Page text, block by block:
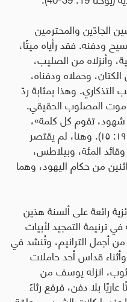
الجادّين والمحترمين
ودفنه. فقد رأياه ميتًا،
وأنزلاه من الصليب،
وحملاه ودفناه،
وهذا بمثابة ردّ
المصلوب الحقيقي.
تقوم كل كلمة»،
هكذا جاء في شريعة موسى (تثنية ١٩: ١٥). وهنا، لم يقتصر
المئة، وبيلاطس،
من حكام اليهود، وهما
رائعة على ألسنة هذين
ترنيمة التمجيد لأبيات
أجمل الترانيم، وتُنشد في
قداس أحد حاملات
انزله يوسف من
بلا دفن، فرفع رثاءً